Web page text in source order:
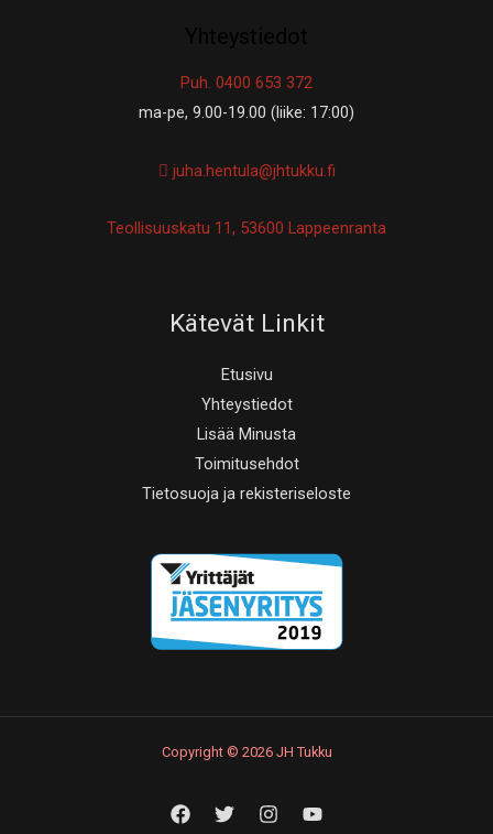
Puh. 0400 653 372
ma-pe, 9.00-19.00 (liike: 17:00)
juha.hentula@jhtukku.fi
Teollisuuskatu 11, 53600 Lappeenranta
Kätevät Linkit
Etusivu
Yhteystiedot
Lisää Minusta
Toimitusehdot
Tietosuoja ja rekisteriseloste
Copyright © 2026 JH Tukku